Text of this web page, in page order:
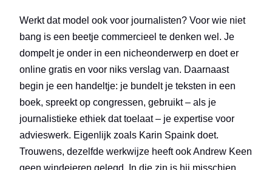
Werkt dat model ook voor journalisten? Voor wie niet
bang is een beetje commercieel te denken wel. Je
dompelt je onder in een nicheonderwerp en doet er
online gratis en voor niks verslag van. Daarnaast
begin je een handeltje: je bundelt je teksten in een
boek, spreekt op congressen, gebruikt – als je
journalistieke ethiek dat toelaat – je expertise voor
advieswerk. Eigenlijk zoals Karin Spaink doet.
Trouwens, dezelfde werkwijze heeft ook Andrew Keen
geen windeieren gelegd. In die zin is hij misschien